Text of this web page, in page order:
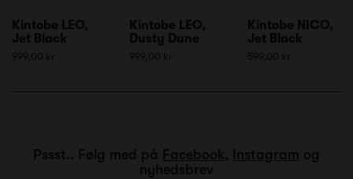
Kintobe LEO,
Jet Black
999,00 kr
Kintobe LEO,
Dusty Dune
999,00 kr
Kintobe NICO,
Jet Black
599,00 kr
Pssst.. Følg med på Facebook, Instagram og
nyhedsbrev